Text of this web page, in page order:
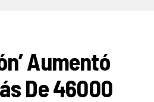
Aumentó
De 46000